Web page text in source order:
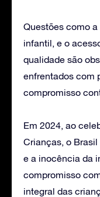
Questões como
infantil, e o
qualidade são
enfrentados com
compromisso
Em 2024, ao
Crianças, o
e a inocência da
compromisso
integral das